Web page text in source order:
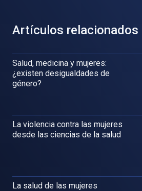
Artículos relacionados
Salud, medicina y mujeres:
¿existen desigualdades de
género?
La violencia contra las mujeres
desde las ciencias de la salud
La salud de las mujeres